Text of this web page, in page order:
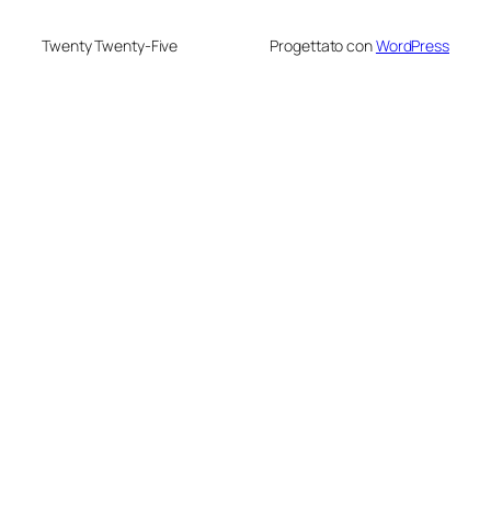
Twenty Twenty-Five Progettato conWordPress